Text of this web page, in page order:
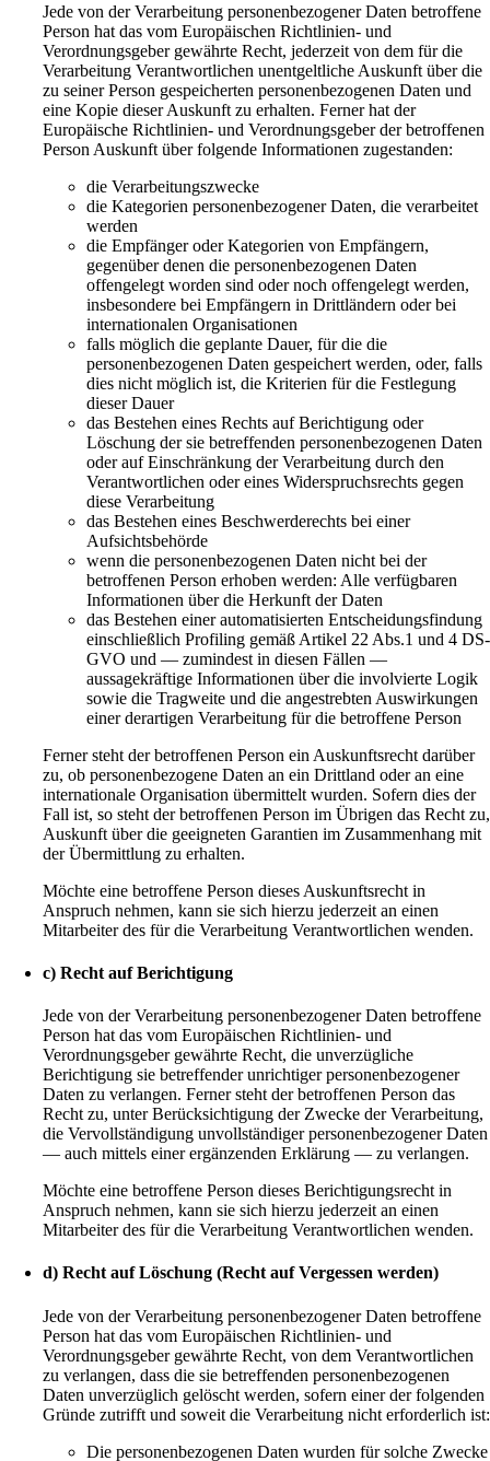
Jede von der Verarbeitung personenbezogener Daten betroffene
Person hat das vom Europäischen Richtlinien- und
Verordnungsgeber gewährte Recht, jederzeit von dem für die
Verarbeitung Verantwortlichen unentgeltliche Auskunft über die
zu seiner Person gespeicherten personenbezogenen Daten und
eine Kopie dieser Auskunft zu erhalten. Ferner hat der
Europäische Richtlinien- und Verordnungsgeber der betroffenen
Person Auskunft über folgende Informationen zugestanden:
die Verarbeitungszwecke
die Kategorien personenbezogener Daten, die verarbeitet
werden
die Empfänger oder Kategorien von Empfängern,
gegenüber denen die personenbezogenen Daten
offengelegt worden sind oder noch offengelegt werden,
insbesondere bei Empfängern in Drittländern oder bei
internationalen Organisationen
falls möglich die geplante Dauer, für die die
personenbezogenen Daten gespeichert werden, oder, falls
dies nicht möglich ist, die Kriterien für die Festlegung
dieser Dauer
das Bestehen eines Rechts auf Berichtigung oder
Löschung der sie betreffenden personenbezogenen Daten
oder auf Einschränkung der Verarbeitung durch den
Verantwortlichen oder eines Widerspruchsrechts gegen
diese Verarbeitung
das Bestehen eines Beschwerderechts bei einer
Aufsichtsbehörde
wenn die personenbezogenen Daten nicht bei der
betroffenen Person erhoben werden: Alle verfügbaren
Informationen über die Herkunft der Daten
das Bestehen einer automatisierten Entscheidungsfindung
einschließlich Profiling gemäß Artikel 22 Abs.1 und 4 DS-
GVO und — zumindest in diesen Fällen —
aussagekräftige Informationen über die involvierte Logik
sowie die Tragweite und die angestrebten Auswirkungen
einer derartigen Verarbeitung für die betroffene Person
Ferner steht der betroffenen Person ein Auskunftsrecht darüber
zu, ob personenbezogene Daten an ein Drittland oder an eine
internationale Organisation übermittelt wurden. Sofern dies der
Fall ist, so steht der betroffenen Person im Übrigen das Recht zu,
Auskunft über die geeigneten Garantien im Zusammenhang mit
der Übermittlung zu erhalten.
Möchte eine betroffene Person dieses Auskunftsrecht in
Anspruch nehmen, kann sie sich hierzu jederzeit an einen
Mitarbeiter des für die Verarbeitung Verantwortlichen wenden.
c) Recht auf Berichtigung
Jede von der Verarbeitung personenbezogener Daten betroffene
Person hat das vom Europäischen Richtlinien- und
Verordnungsgeber gewährte Recht, die unverzügliche
Berichtigung sie betreffender unrichtiger personenbezogener
Daten zu verlangen. Ferner steht der betroffenen Person das
Recht zu, unter Berücksichtigung der Zwecke der Verarbeitung,
die Vervollständigung unvollständiger personenbezogener Daten
— auch mittels einer ergänzenden Erklärung — zu verlangen.
Möchte eine betroffene Person dieses Berichtigungsrecht in
Anspruch nehmen, kann sie sich hierzu jederzeit an einen
Mitarbeiter des für die Verarbeitung Verantwortlichen wenden.
d) Recht auf Löschung (Recht auf Vergessen werden)
Jede von der Verarbeitung personenbezogener Daten betroffene
Person hat das vom Europäischen Richtlinien- und
Verordnungsgeber gewährte Recht, von dem Verantwortlichen
zu verlangen, dass die sie betreffenden personenbezogenen
Daten unverzüglich gelöscht werden, sofern einer der folgenden
Gründe zutrifft und soweit die Verarbeitung nicht erforderlich ist:
Die personenbezogenen Daten wurden für solche Zwecke